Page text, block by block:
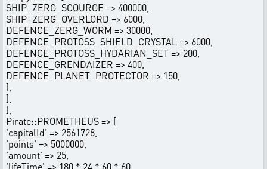
SHIP_ZERG_SCOURGE => 400000,
SHIP_ZERG_OVERLORD => 6000,
DEFENCE_ZERG_WORM => 30000,
DEFENCE_PROTOSS_SHIELD_CRYSTAL => 6000,
DEFENCE_PROTOSS_HYDARIAN_SET => 200,
DEFENCE_GRENDAIZER => 400,
DEFENCE_PLANET_PROTECTOR => 150,
],
],
],
Pirate::PROMETHEUS => [
'capitalId' => 2561728,
'points' => 5000000,
'amount' => 25,
'lifeTime' => 180 * 24 * 60 * 60,